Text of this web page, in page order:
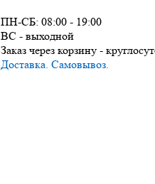
ПН-СБ: 08:00 - 19:00
ВС - выходной
Заказ через корзину -
Доставка. Самовывоз.